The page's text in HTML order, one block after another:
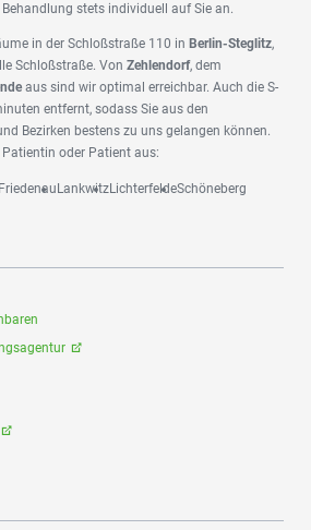
stets individuell auf Sie an.
in der Schloßstraße 110 in Berlin-Steglitz,
Schloßstraße. Von Zehlendorf, dem
aus sind wir optimal erreichbar. Auch die S-
entfernt, sodass Sie aus den
Bezirken bestens zu uns gelangen können.
oder Patient aus:
FriedenauLankwitzLichterfeldeSchöneberg